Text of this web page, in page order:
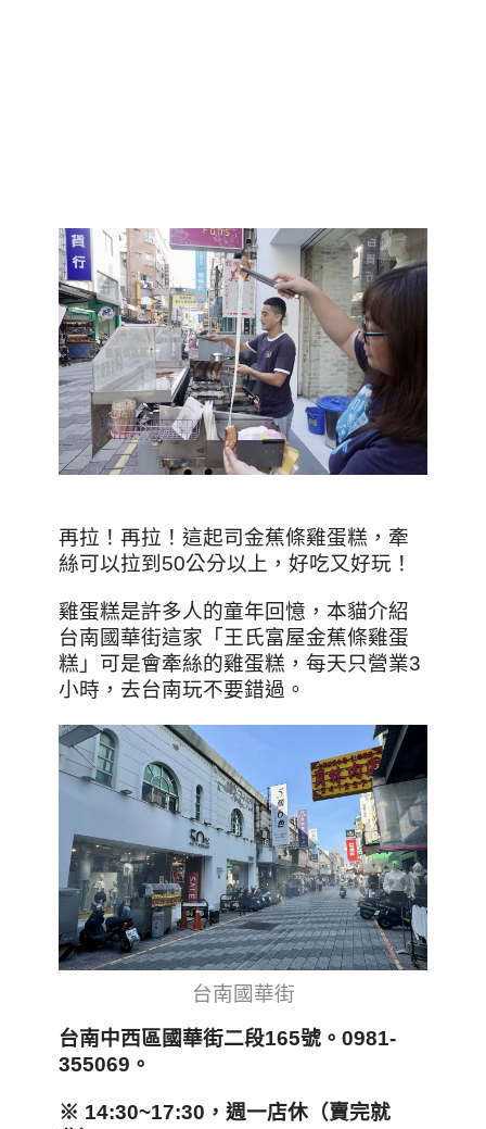
再拉！再拉！這起司金蕉條雞蛋糕，牽
絲可以拉到50公分以上，好吃又好玩！
雞蛋糕是許多人的童年回憶，本貓介紹
台南國華街這家「王氏富屋金蕉條雞蛋
糕」可是會牽絲的雞蛋糕，每天只營業3
小時，去台南玩不要錯過。
台南國華街
台南中西區國華街二段165號。0981-
355069 。
※ 14:30~17:30 ，週一店休（賣完就